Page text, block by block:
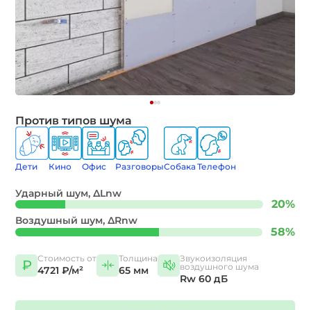
Против типов шума
Дети Кино Офис РазговорыСобака Телефон
Ударный шум, ∆Lnw
20%
Воздушный шум, ∆Rnw
58%
Стоимость от
4721 ₽/м²
Толщина
65 мм
Звукоизоляция
воздушного шума
Rw 60 дБ